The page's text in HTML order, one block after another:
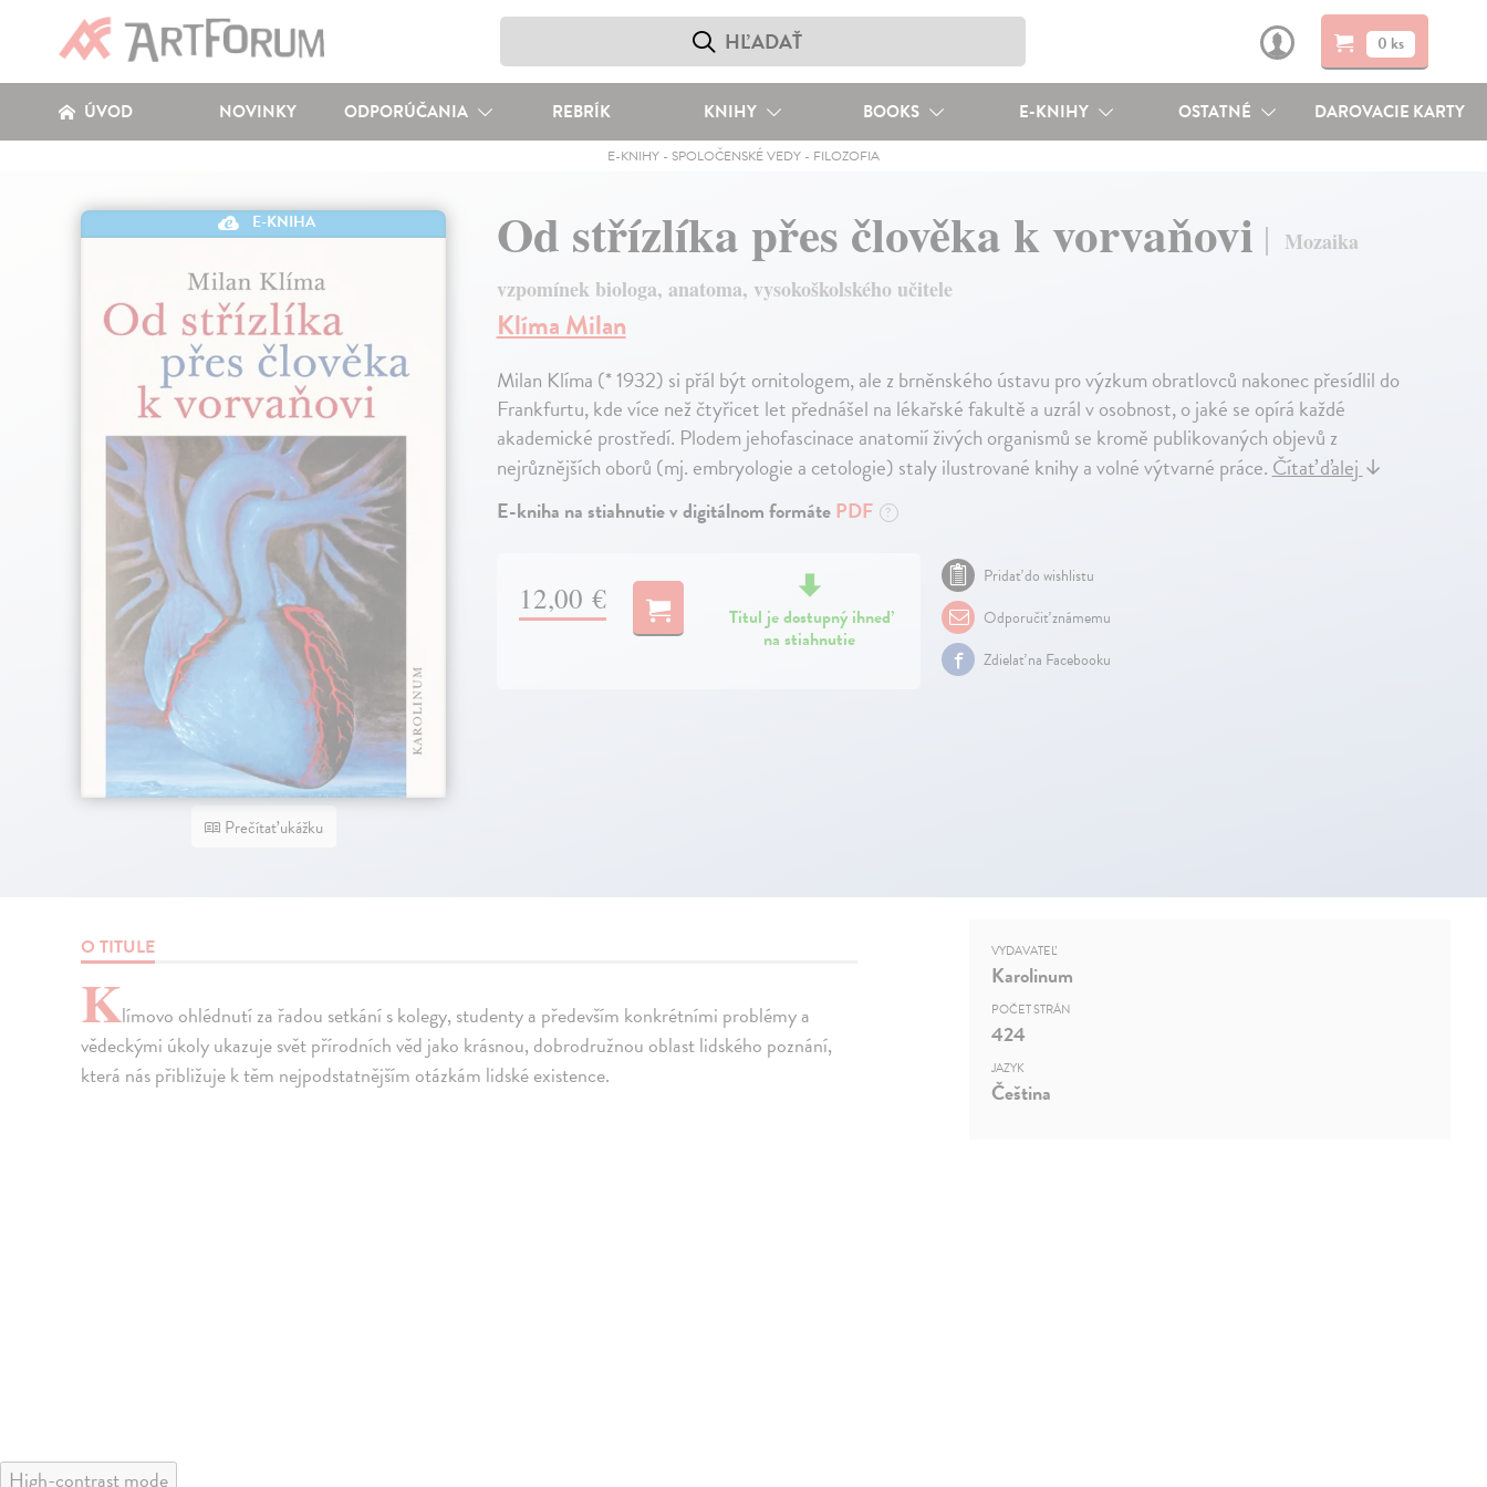
0 ks
ÚVOD NOVINKY ODPORÚČANIA REBRÍK KNIHY BOOKS E-KNIHY OSTATNÉ DAROVACIE KARTY
E-KNIHY- SPOLOČENSKÉ VEDY- FILOZOFIA
E-KNIHA
Prečítať ukážku
Od střízlíka přes člověka k vorvaňovi
Mozaika
vzpomínek biologa, anatoma, vysokoškolského učitele
Klíma Milan
Milan Klíma (* 1932) si přál být ornitologem, ale z brněnského ústavu pro výzkum obratlovců nakonec přesídlil do
Frankfurtu, kde více než čtyřicet let přednášel na lékařské fakultě a uzrál v osobnost, o jaké se opírá každé
akademické prostředí. Plodem jehofascinace anatomií živých organismů se kromě publikovaných objevů z
nejrůznějších oborů (mj. embryologie a cetologie) staly ilustrované knihy a volné výtvarné práce.Čítať ďalej↓
E-kniha na stiahnutie v digitálnom formátePDF ?
12,00 €
Titul je dostupný ihneď
na stiahnutie
Pridať do wishlistu
Odporučiť známemu
Zdielať na Facebooku
O TITULE
Klímovo ohlédnutí za řadou setkání s kolegy, studenty a především konkrétními problémy a
vědeckými úkoly ukazuje svět přírodních věd jako krásnou, dobrodružnou oblast lidského poznání,
která nás přibližuje k těm nejpodstatnějším otázkám lidské existence.
VYDAVATEĽ
Karolinum
POČET STRÁN
424
JAZYK
Čeština
High-contrast mode